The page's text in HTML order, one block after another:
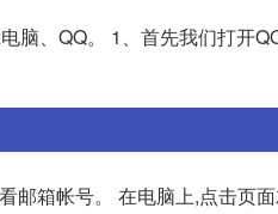
脑、QQ。 1、首先我们打开
箱帐号。 在电脑上,点击页